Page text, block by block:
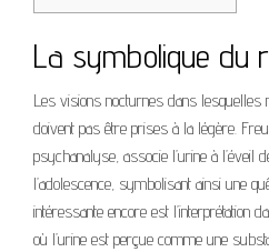
La symbolique du
Les visions nocturnes dans
doivent pas être prises à la légère.
psychanalyse, associe l’urine à l’éveil
l’adolescence, symbolisant ainsi une
intéressante encore est l’interprétation
où l’urine est perçue comme une